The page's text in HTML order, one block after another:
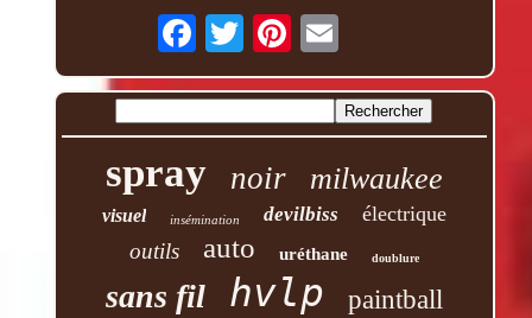
spray noir milwaukee
visuel insémination devilbiss électrique
outils auto uréthane doublure
sans fil hvlp paintball